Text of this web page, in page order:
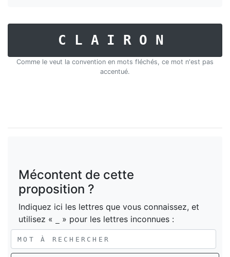
CLAIRON
Comme le veut la convention en mots fléchés, ce mot n'est pas
accentué.
Mécontent de cette
proposition ?
Indiquez ici les lettres que vous connaissez, et
utilisez «
» pour les lettres inconnues :